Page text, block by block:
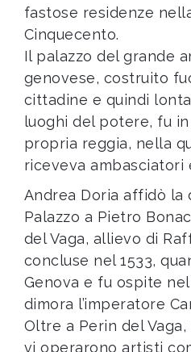
fastose residenze
Cinquecento.
Il palazzo del grande
genovese, costruito
cittadine e quindi
luoghi del potere, fu
propria reggia, nella
riceveva ambasciatori
Andrea Doria affidò la
Palazzo a Pietro
del Vaga, allievo di
concluse nel 1533,
Genova e fu ospite
dimora l’imperatore
Oltre a Perin del
vi operarono artisti